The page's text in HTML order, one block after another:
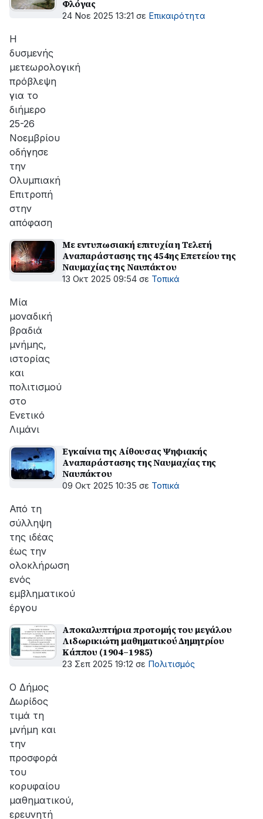
Φλόγας
24 Νοε 2025 13:21 σε Επικαιρότητα
Η
δυσμενής
μετεωρολογική
πρόβλεψη
για το
διήμερο
25-26
Νοεμβρίου
οδήγησε
την
Ολυμπιακή
Επιτροπή
στην
απόφαση
Με εντυπωσιακή επιτυχία η Τελετή
Αναπαράστασης της 454ης Επετείου της
Ναυμαχίας της Ναυπάκτου
13 Οκτ 2025 09:54 σε Τοπικά
Μία
μοναδική
βραδιά
μνήμης,
ιστορίας
και
πολιτισμού
στο
Ενετικό
Λιμάνι
Εγκαίνια της Αίθουσας Ψηφιακής
Αναπαράστασης της Ναυμαχίας της
Ναυπάκτου
09 Οκτ 2025 10:35 σε Τοπικά
Από τη
σύλληψη
της ιδέας
έως την
ολοκλήρωση
ενός
εμβληματικού
έργου
Αποκαλυπτήρια προτομής του μεγάλου
Λιδωρικιώτη μαθηματικού Δημητρίου
Κάππου (1904–1985)
23 Σεπ 2025 19:12 σε Πολιτισμός
Ο Δήμος
Δωρίδος
τιμά τη
μνήμη και
την
προσφορά
του
κορυφαίου
μαθηματικού,
ερευνητή